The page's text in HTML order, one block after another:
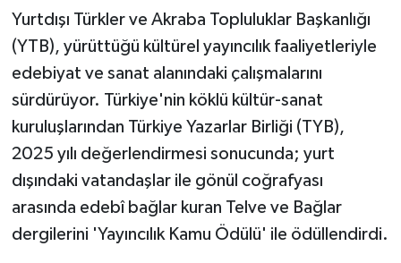
Yurtdışı Türkler ve Akraba Topluluklar Başkanlığı
(YTB), yürüttüğü kültürel yayıncılık faaliyetleriyle
edebiyat ve sanat alanındaki çalışmalarını
sürdürüyor. Türkiye'nin köklü kültür-sanat
kuruluşlarından Türkiye Yazarlar Birliği (TYB),
2025 yılı değerlendirmesi sonucunda; yurt
dışındaki vatandaşlar ile gönül coğrafyası
arasında edebî bağlar kuran Telve ve Bağlar
dergilerini 'Yayıncılık Kamu Ödülü' ile ödüllendirdi.
Spor
Yerel